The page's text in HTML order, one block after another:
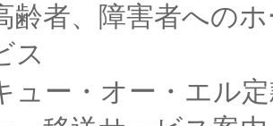
齢者、障害者への
ス
ュー・オー・エル